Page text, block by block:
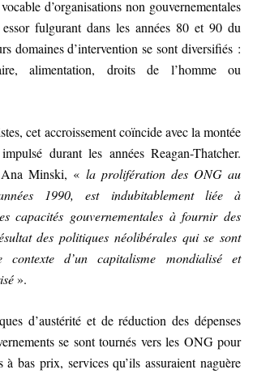
d’organisations non gouvernementales
fulgurant dans les années 80 et 90 du
domaines d’intervention se sont diversifiés :
alimentation, droits de l’homme ou
cet accroissement coïncide avec la montée
durant les années Reagan-Thatcher.
Minski, « la prolifération des ONG au
1990, est indubitablement liée à
capacités gouvernementales à fournir des
des politiques néolibérales qui se sont
contexte d’un capitalisme mondialisé et
».
d’austérité et de réduction des dépenses
se sont tournés vers les ONG pour
à bas prix, services qu’ils assuraient naguère